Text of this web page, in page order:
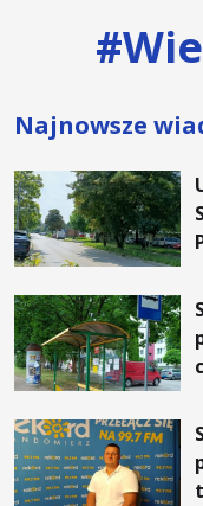
#
Najnowsze